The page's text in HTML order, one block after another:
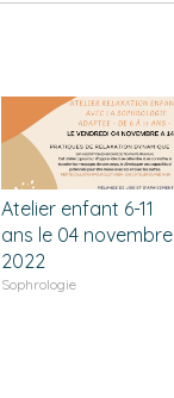
Atelier enfant 6-11
ans le 04 novembre
2022
Sophrologie